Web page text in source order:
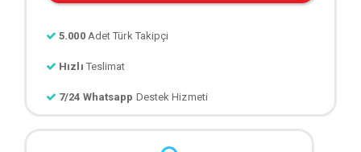
5.000 Adet Türk Takipçi
Hızlı Teslimat
7/24 Whatsapp Destek Hizmeti